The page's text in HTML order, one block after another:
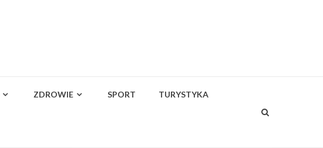
ZDROWIE SPORT TURYSTYKA